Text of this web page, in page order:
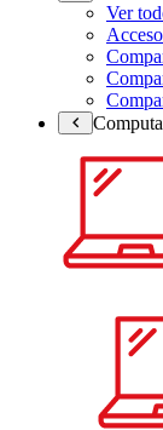
Ver